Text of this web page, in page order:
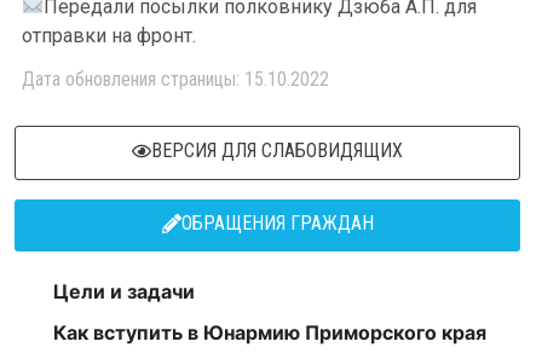
Передали посылки полковнику Дзюба А.П. для
отправки на фронт.
Дата обновления страницы: 15.10.2022
ВЕРСИЯ ДЛЯ СЛАБОВИДЯЩИХ
ОБРАЩЕНИЯ ГРАЖДАН
Цели и задачи
Как вступить в Юнармию Приморского края